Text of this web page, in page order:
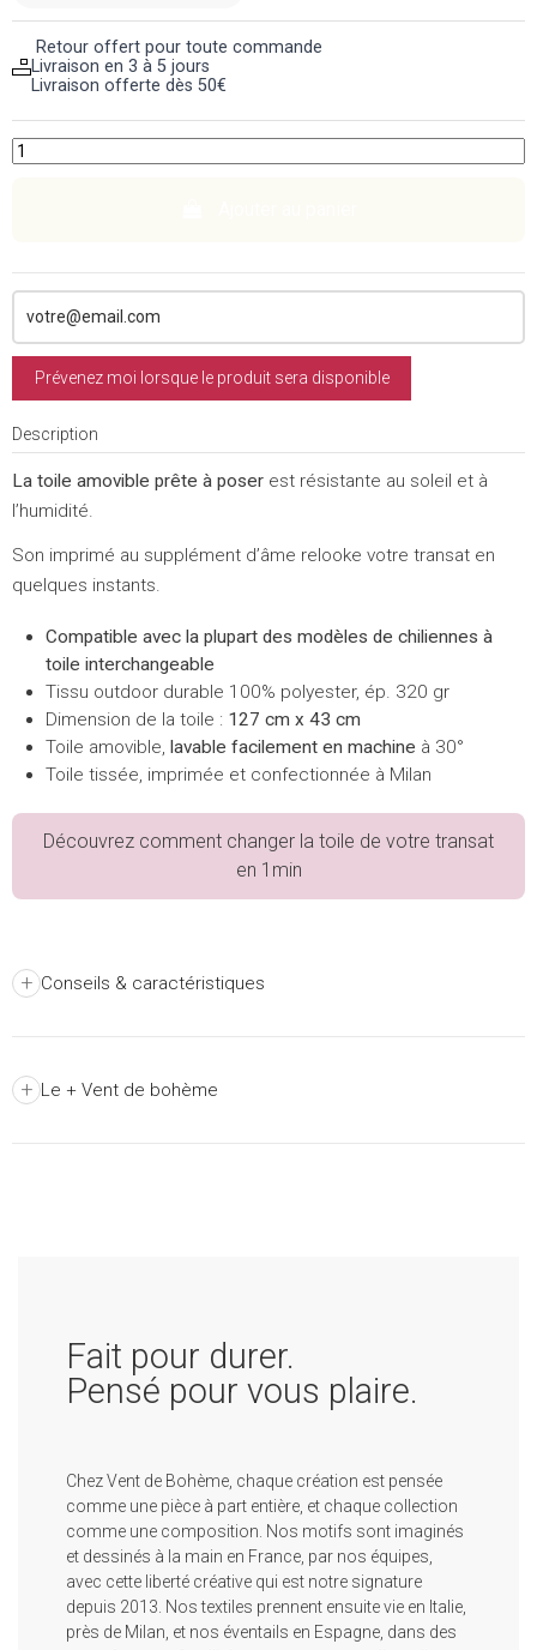
Retour offert pour toute commande
Livraison en 3 à 5 jours
Livraison offerte dès 50€
Prévenez moi lorsque le produit sera disponible
Description
La toile amovible prête à poser est résistante au soleil et à
l’humidité.
Son imprimé au supplément d’âme relooke votre transat en
quelques instants.
Compatible avec la plupart des modèles de chiliennes à
toile interchangeable
Tissu outdoor durable 100% polyester, ép. 320 gr
Dimension de la toile : 127 cm x 43 cm
Toile amovible, lavable facilement en machine à 30°
Toile tissée, imprimée et confectionnée à Milan
Découvrez comment changer la toile de votre transat
en 1min
+ Conseils & caractéristiques
+ Le + Vent de bohème
Fait pour durer.
Pensé pour vous plaire.
Chez Vent de Bohème, chaque création est pensée
comme une pièce à part entière, et chaque collection
comme une composition. Nos motifs sont imaginés
et dessinés à la main en France, par nos équipes,
avec cette liberté créative qui est notre signature
depuis 2013. Nos textiles prennent ensuite vie en Italie,
près de Milan, et nos éventails en Espagne, dans des